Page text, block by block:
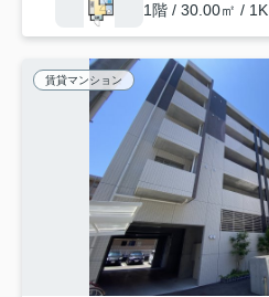
1階 / 30.00㎡ / 1K
賃貸マンション